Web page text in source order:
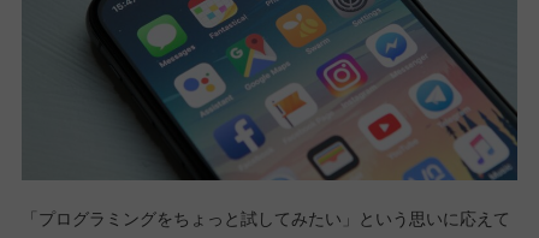
「プログラミングをちょっと試してみたい」という思いに応えて